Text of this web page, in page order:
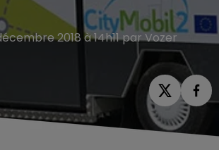
2018 à 14h11 par Vozer